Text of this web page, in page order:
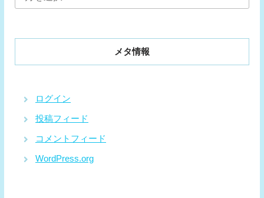
ー
メタ情報
ログイン
投稿フィード
コメントフィード
WordPress.org